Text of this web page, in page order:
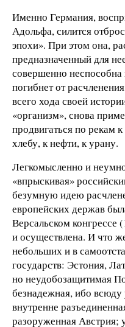
Именно Германия,
Адольфа, силится
эпохи». При этом она,
предназначенный для
совершенно неспособна
погибнет от
всего хода своей
«организм», снова
продвигаться по рекам
хлебу, к нефти, к урану.
Легкомысленно и
«впрыскивая»
безумную идею
европейских держав
Версальском конгрессе
и осуществлена. И что
небольших и в
государств: Эстония,
но неудобозащитимая
безнадежная, ибо
внутренне
разоруженная Австрия;